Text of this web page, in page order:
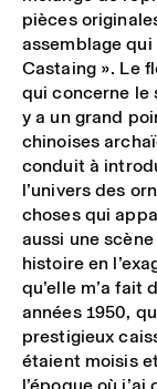
pièces
assemblage
Castaing ». Le
qui concerne le
y a un grand
chinoises
conduit à
l’univers des
choses qui
aussi une
histoire en
qu’elle m’a fait
années 1950,
prestigieux
étaient moisis